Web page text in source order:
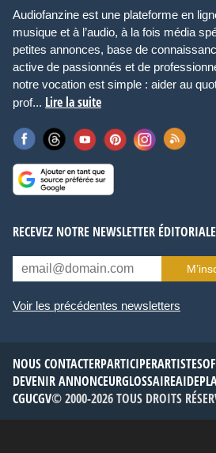
Audiofanzine est une plateforme en
musique et à l’audio, à la fois média
petites annonces, base de
active de passionnés et de
notre vocation est simple : aider au
prof... Lire la suite
RECEVEZ NOTRE NEWSLETTER ÉDITORIALE
Voir les précédentes newsletters
NOUS CONTACTERPARTICIPERARTISTES
DEVENIR ANNONCEURGLOSSAIREAIDE
CGUCGV© 2000-2026 TOUS DROITS